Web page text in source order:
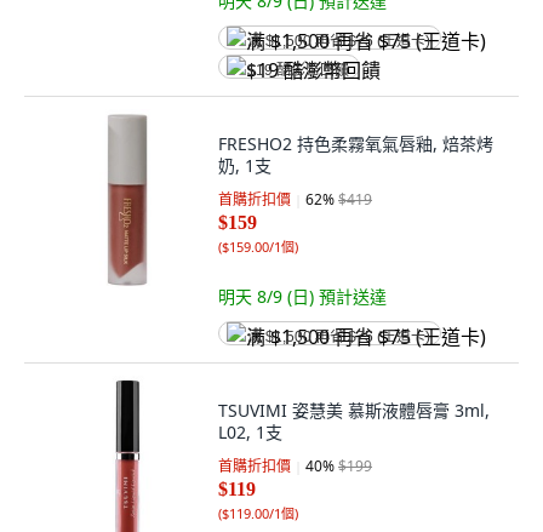
满 $1,500 再省 $75 (王道卡)
$19 酷澎幣回饋
FRESHO2 持色柔霧氧氣唇釉, 焙茶烤
奶, 1支
首購折扣價 62%$419
$159
($159.00/1個)
明天 8/9 (日) 預計送達
满 $1,500 再省 $75 (王道卡)
TSUVIMI 姿慧美 慕斯液體唇膏 3ml,
L02, 1支
首購折扣價 40%$199
$119
($119.00/1個)